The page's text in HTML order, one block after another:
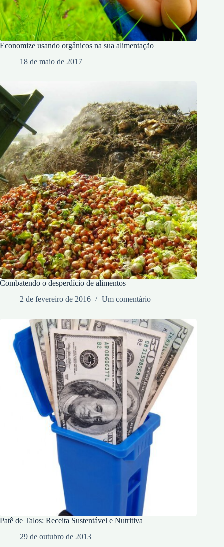
Economize usando orgânicos na sua alimentação
18 de maio de 2017
Combatendo o desperdício de alimentos
2 de fevereiro de 2016
Um comentário
Patê de Talos: Receita Sustentável e Nutritiva
29 de outubro de 2013